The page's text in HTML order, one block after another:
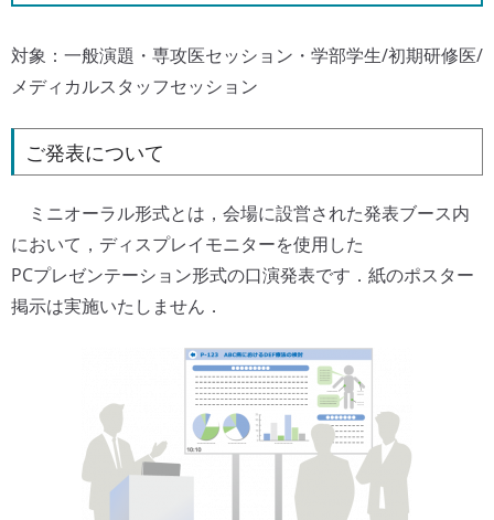
対象：一般演題・専攻医セッション・学部学生/初期研修医/
メディカルスタッフセッション
ご発表について
ミニオーラル形式とは，会場に設営された発表ブース内
において，ディスプレイモニターを使用した
PCプレゼンテーション形式の口演発表です．紙のポスター
掲示は実施いたしません．